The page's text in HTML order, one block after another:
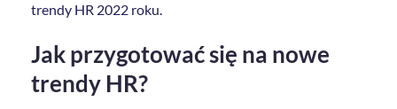
trendy HR 2022 roku.
Jak przygotować się na nowe
trendy HR?